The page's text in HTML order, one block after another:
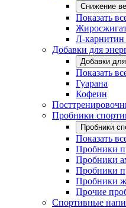
Снижение
Показать
Л-
Добавки для
Добавки
Показать
Гуарана
Кофеин
Пробники
Пробники
Показать
Пробники
Пробники
Пробники
Пробники
Прочие
Спортивные